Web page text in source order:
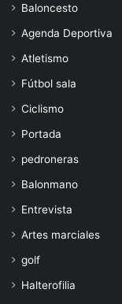
Baloncesto
Agenda Deportiva
Atletismo
Fútbol sala
Ciclismo
Portada
pedroneras
Balonmano
Entrevista
Artes marciales
golf
Halterofilia